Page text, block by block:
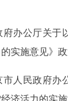
府办公厅关于
实施意见》
市人民政府办